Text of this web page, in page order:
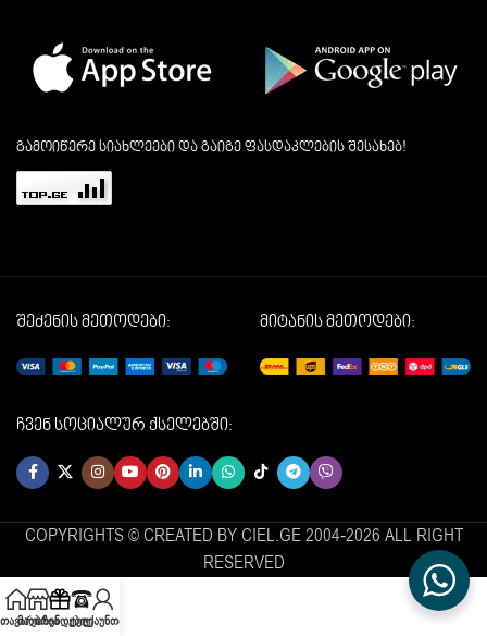
გამოიწერე სიახლეები და გაიგე ფასდაკლების შესახებ!
შეძენის მეთოდები: მიტანის მეთოდები:
ჩვენ სოციალურ ქსელებში:
COPYRIGHTS © CREATED BY CIEL.GE 2004-2026 ALL RIGHT
RESERVED
მაღაზია
ბრენდები
ტელექაუნთი